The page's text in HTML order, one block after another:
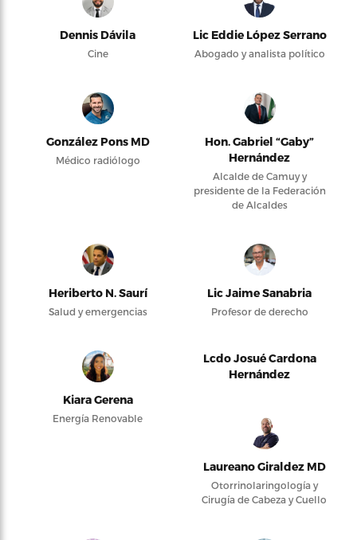
Dennis Dávila
Cine
Lic Eddie López Serrano
Abogado y analista político
González Pons MD
Médico radiólogo
Hon. Gabriel “Gaby”
Hernández
Alcalde de Camuy y
presidente de la Federación
de Alcaldes
Heriberto N. Saurí
Salud y emergencias
Lic Jaime Sanabria
Profesor de derecho
Kiara Gerena
Energía Renovable
Lcdo Josué Cardona
Hernández
Laureano Giraldez MD
Otorrinolaringología y
Cirugía de Cabeza y Cuello